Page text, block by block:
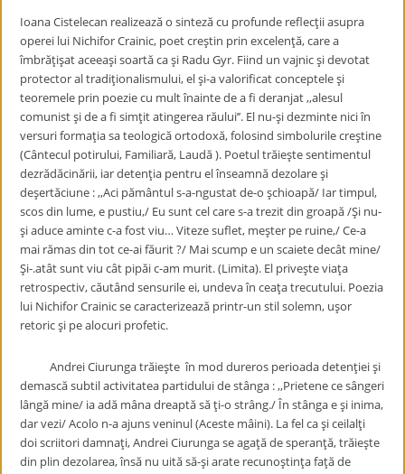
Ioana Cistelecan realizează o sinteză cu profunde reflecţii asupra
operei lui Nichifor Crainic, poet creştin prin excelenţă, care a
îmbrăţişat aceeaşi soartă ca şi Radu Gyr. Fiind un vajnic şi devotat
protector al tradiţionalismului, el şi-a valorificat conceptele şi
teoremele prin poezie cu mult înainte de a fi deranjat ,,alesul
comunist şi de a fi simţit atingerea răului’’. El nu-şi dezminte nici în
versuri formaţia sa teologică ortodoxă, folosind simbolurile creştine
(Cântecul potirului, Familiară, Laudă ). Poetul trăieşte sentimentul
dezrădăcinării, iar detenţia pentru el înseamnă dezolare şi
deşertăciune : ,,Aci pământul s-a-ngustat de-o şchioapă/ Iar timpul,
scos din lume, e pustiu,/ Eu sunt cel care s-a trezit din groapă /Şi nu-
şi aduce aminte c-a fost viu… Viteze suflet, meşter pe ruine,/ Ce-a
mai rămas din tot ce-ai făurit ?/ Mai scump e un scaiete decât mine/
Şi-.atât sunt viu cât pipăi c-am murit. (Limita). El priveşte viaţa
retrospectiv, căutând sensurile ei, undeva în ceaţa trecutului. Poezia
lui Nichifor Crainic se caracterizează printr-un stil solemn, uşor
retoric şi pe alocuri profetic.
Andrei Ciurunga trăieşte în mod dureros perioada detenţiei şi
demască subtil activitatea partidului de stânga : ,,Prietene ce sângeri
lângă mine/ ia adă mâna dreaptă să ţi-o strâng./ În stânga e şi inima,
dar vezi/ Acolo n-a ajuns veninul (Aceste mâini). La fel ca şi ceilalţi
doi scriitori damnaţi, Andrei Ciurunga se agaţă de speranţă, trăieşte
din plin dezolarea, însă nu uită să-şi arate recunoştinţa faţă de